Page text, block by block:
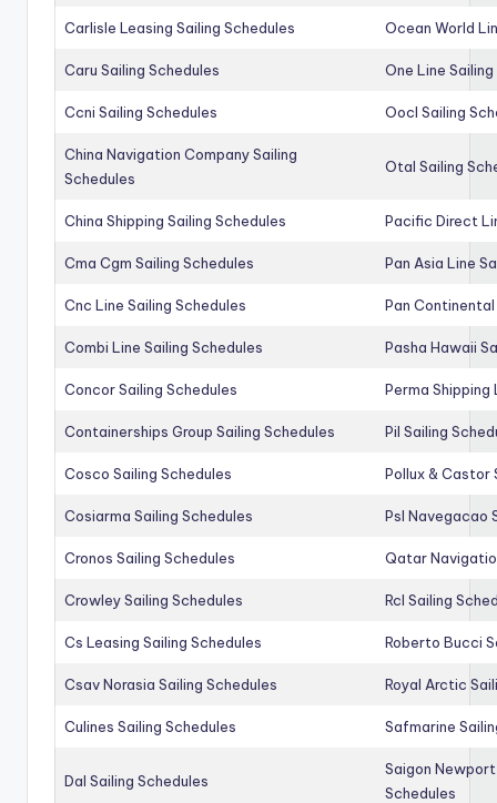
Carlisle Leasing Sailing Schedules Ocean World
Caru Sailing Schedules One Line
Ccni Sailing Schedules Oocl Sailing
China Navigation Company Sailing
Schedules
Otal Sailing
China Shipping Sailing Schedules Pacific Direct
Cma Cgm Sailing Schedules Pan Asia Line
Cnc Line Sailing Schedules Pan Continental
Combi Line Sailing Schedules Pasha Hawaii
Concor Sailing Schedules Perma Shipping
Containerships Group Sailing Schedules Pil Sailing
Cosco Sailing Schedules Pollux & Castor
Cosiarma Sailing Schedules Psl Navegacao
Cronos Sailing Schedules Qatar
Crowley Sailing Schedules Rcl Sailing
Cs Leasing Sailing Schedules Roberto Bucci
Csav Norasia Sailing Schedules Royal Arctic
Culines Sailing Schedules Safmarine
Dal Sailing Schedules
Saigon
Schedules